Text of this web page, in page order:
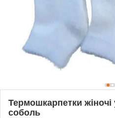
Термошкарпетки жіночі
соболь